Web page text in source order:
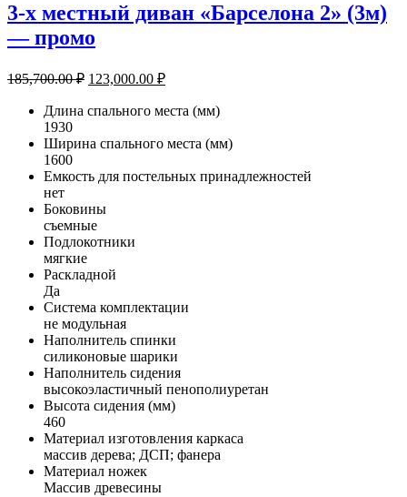
3-х местный диван «Барселона 2» (3м)
— промо
185,700.00₽ Первоначальная
составляла
123,000.00 ₽Текущая
123,000.00 ₽.
Длина спального места (мм)
1930
Ширина спального места (мм)
1600
Емкость для постельных принадлежностей
нет
Боковины
съемные
Подлокотники
мягкие
Раскладной
Да
Система комплектации
не модульная
Наполнитель спинки
силиконовые шарики
Наполнитель сидения
высокоэластичный пенополиуретан
Высота сидения (мм)
460
Материал изготовления каркаса
массив дерева; ДСП; фанера
Материал ножек
Массив древесины